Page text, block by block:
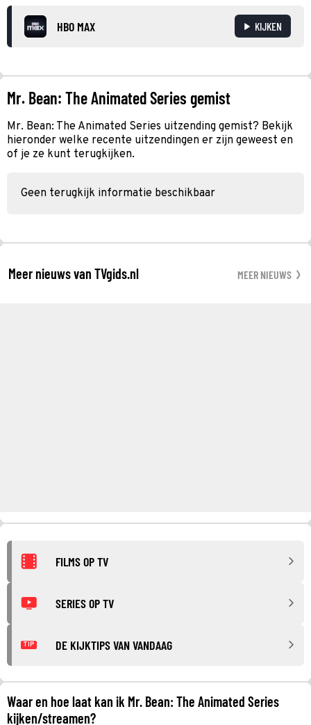
HBO MAX KIJKEN
Mr. Bean: The Animated Series gemist
Mr. Bean: The Animated Series uitzending gemist? Bekijk
hieronder welke recente uitzendingen er zijn geweest en
of je ze kunt terugkijken.
Geen terugkijk informatie beschikbaar
Meer nieuws van TVgids.nl MEER NIEUWS
FILMS OP TV
SERIES OP TV
TIP DE KIJKTIPS VAN VANDAAG
Waar en hoe laat kan ik Mr. Bean: The Animated Series
kijken/streamen?